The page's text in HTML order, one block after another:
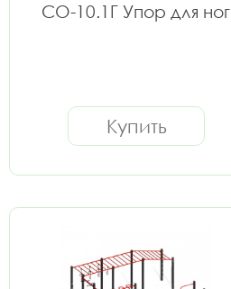
СО-10.1Г Упор для ног
Купить